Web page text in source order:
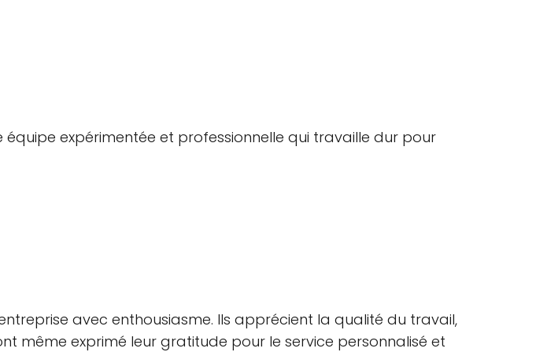
expérimentée et professionnelle qui travaille dur pour
avec enthousiasme. Ils apprécient la qualité du travail,
même exprimé leur gratitude pour le service personnalisé et